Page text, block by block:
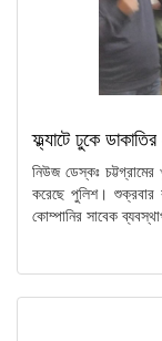
ফ্ল্যাটে ঢুকে
নিউজ ডেস্কঃ
করেছে পুলিশ। শুক্রবার
কোম্পানির সাবেক